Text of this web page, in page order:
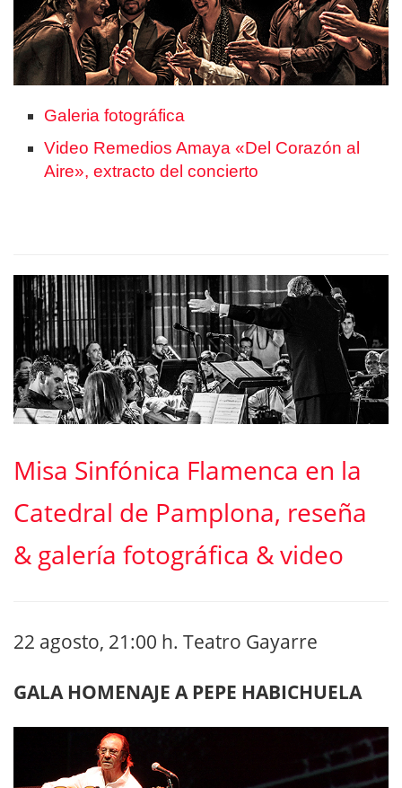
Galeria fotográfica
Video Remedios Amaya «Del Corazón al
Aire», extracto del concierto
Misa Sinfónica Flamenca en la
Catedral de Pamplona, reseña
& galería fotográfica & video
22 agosto, 21:00 h. Teatro Gayarre
GALA HOMENAJE A PEPE HABICHUELA